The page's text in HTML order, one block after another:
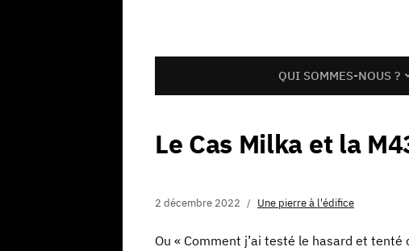
QUI SOMMES-NOUS ?
Le Cas Milka et la
2 décembre 2022 Une pierre à l'édifice
Ou « Comment j’ai testé le hasard et tenté